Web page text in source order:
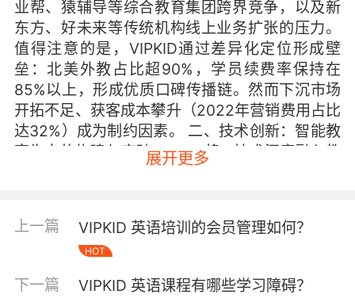
业帮、猿辅导等综合教育集团跨界竞争，以及新
东方、好未来等传统机构线上业务扩张的压力。
值得注意的是，VIPKID通过差异化定位形成壁
垒：北美外教占比超90%，学员续费率保持在
85%以上，形成优质口碑传播链。然而下沉市场
开拓不足、获客成本攀升（2022年营销费用占比
达32%）成为制约因素。 二、技术创新：智能教
育生态的构建与突破 VIPKID将AI技术深度融入教
学全流程，自主研发的智能预习系统可自动生成
微表情并调整教学节奏。据CEO公开演讲透露，
其算法团队开发的注意力模型使课堂互动效率提
升40%。但技术应用仍存瓶颈：网络延迟导致
15%的课时损耗，AI评测系统对语法准确性的判
断准确率仅89%。对比ClassIn等平台的全场景解
展开更多
上一篇 VIPKID 英语培训的会员管理如何？
HOT
下一篇 VIPKID 英语课程有哪些学习障碍？